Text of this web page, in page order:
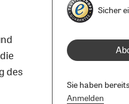
des
Sicher
Sie haben
Anmelden